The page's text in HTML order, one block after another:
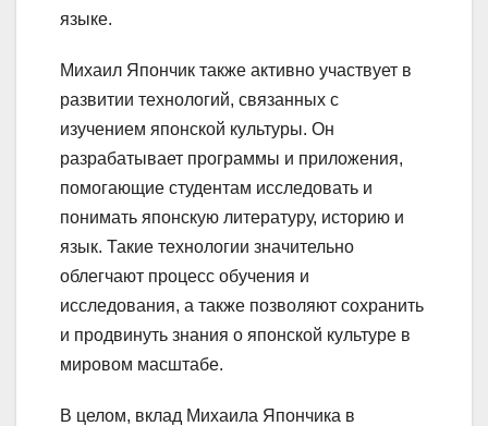
языке.
Михаил Япончик также активно участвует в
развитии технологий, связанных с
изучением японской культуры. Он
разрабатывает программы и приложения,
помогающие студентам исследовать и
понимать японскую литературу, историю и
язык. Такие технологии значительно
облегчают процесс обучения и
исследования, а также позволяют сохранить
и продвинуть знания о японской культуре в
мировом масштабе.
В целом, вклад Михаила Япончика в